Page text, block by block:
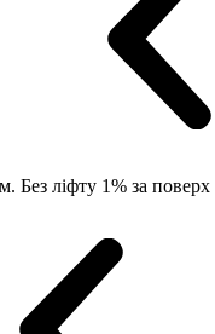
Без ліфту 1% за поверх